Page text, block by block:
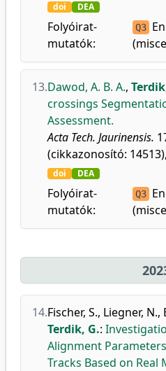
doi DEA
Folyóirat-
mutatók:
Q3
13.Dawod, A. B. A.,
crossings
Assessment.
Acta Tech. Jaurinensis.
(cikkazonosító:
doi DEA
Folyóirat-
mutatók:
Q3
14.Fischer, S., Liegner, N.,
Terdik, G.:
Alignment
Tracks Based on